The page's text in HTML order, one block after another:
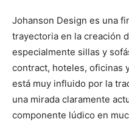
Johanson Design es una
trayectoria en la creación
especialmente sillas y
contract, hoteles, oficinas
está muy influido por la
una mirada claramente
componente lúdico en